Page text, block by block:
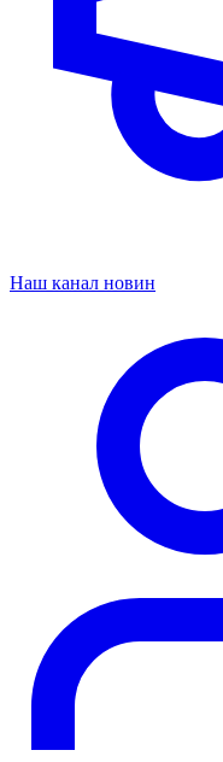
Наш канал новин